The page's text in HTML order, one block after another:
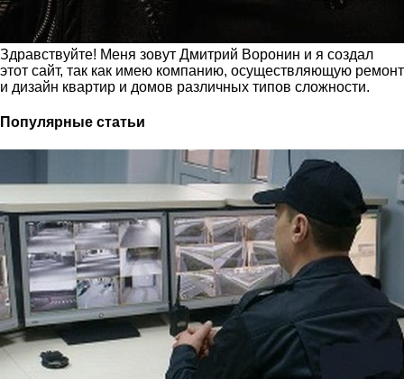
Здравствуйте! Меня зовут Дмитрий Воронин и я создал
этот сайт, так как имею компанию, осуществляющую ремонт
и дизайн квартир и домов различных типов сложности.
Популярные статьи